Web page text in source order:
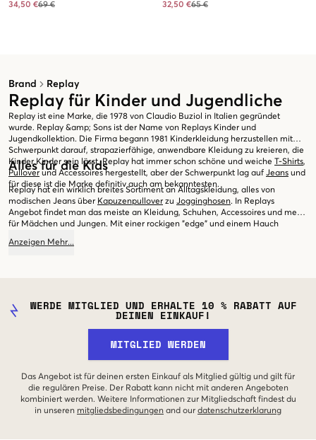
Brand Replay
Replay für Kinder und Jugendliche
Replay ist eine Marke, die 1978 von Claudio Buziol in Italien gegründet
wurde. Replay &amp; Sons ist der Name von Replays Kinder und
Jugendkollektion. Die Firma begann 1981 Kinderkleidung herzustellen mit
Schwerpunkt darauf, strapazierfähige, anwendbare Kleidung zu kreieren, die
Kinder Kinder sein lässt. Replay hat immer schon schöne und weiche T-Shirts,
Pullover und Accessoires hergestellt, aber der Schwerpunkt lag auf Jeans und
für diese ist die Marke definitiv auch am bekanntesten.
Alles für die Kids
Replay hat ein wirklich breites Sortiment an Alltagskleidung, alles von
modischen Jeans über Kapuzenpullover zu Jogginghosen. In Replays
Angebot findet man das meiste an Kleidung, Schuhen, Accessoires und mehr
für Mädchen und Jungen. Mit einer rockigen ”edge” und einem Hauch
Jugendlichen gut ankommt. Die Kleidung ist perfekt geeignet für Schule
Anzeigen Mehr...
34,50 €69 €
32,50 €65 €
WERDE MITGLIED UND ERHALTE 10 % RABATT AUF
DEINEN EINKAUF!
MITGLIED WERDEN
Das Angebot ist für deinen ersten Einkauf als Mitglied gültig und gilt für
die regulären Preise. Der Rabatt kann nicht mit anderen Angeboten
kombiniert werden. Weitere Informationen zur Mitgliedschaft findest du
in unseren mitgliedsbedingungen and our datenschutzerklarung